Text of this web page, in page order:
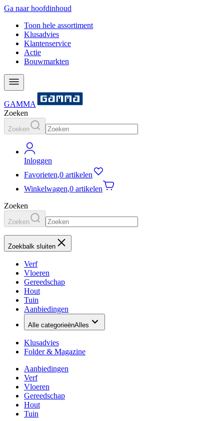
Ga naar hoofdinhoud
Toon hele assortiment
Klusadvies
Klantenservice
Actie
Bouwmarkten
GAMMA
Zoeken
Zoeken
Inloggen
Favorieten,0 artikelen
Winkelwagen,0 artikelen
Zoeken
Zoeken
Zoekbalk sluiten
Verf
Vloeren
Gereedschap
Hout
Tuin
Aanbiedingen
Alle categorieënAlles
Klusadvies
Folder & Magazine
Aanbiedingen
Verf
Vloeren
Gereedschap
Hout
Tuin